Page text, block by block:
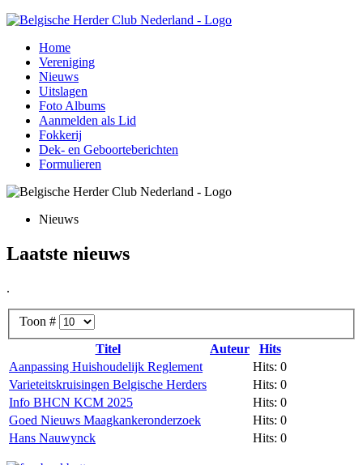
Home
Vereniging
Nieuws
Uitslagen
Foto Albums
Aanmelden als Lid
Fokkerij
Dek- en Geboorteberichten
Formulieren
Nieuws
Laatste nieuws
.
Toon #
Titel
Auteur
Hits
Aanpassing Huishoudelijk Reglement
Hits: 0
Varieteitskruisingen Belgische Herders
Hits: 0
Info BHCN KCM 2025
Hits: 0
Goed Nieuws Maagkankeronderzoek
Hits: 0
Hans Nauwynck
Hits: 0